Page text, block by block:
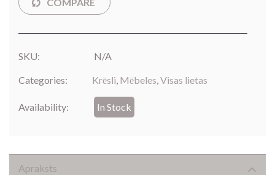
SKU: N/A
Categories: Krēsli, Mēbeles,Visas lietas
Availability: In Stock
Apraksts